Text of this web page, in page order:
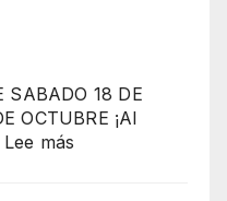
SABADO 18 DE
OCTUBRE ¡Al
Lee más